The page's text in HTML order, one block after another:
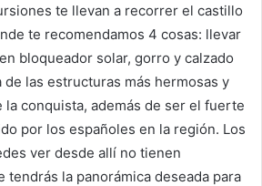
te llevan a recorrer el castillo
te recomendamos 4 cosas: llevar
bloqueador solar, gorro y calzado
de las estructuras más hermosas y
la conquista, además de ser el fuerte
por los españoles en la región. Los
ver desde allí no tienen
tendrás la panorámica deseada para